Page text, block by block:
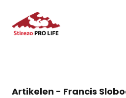
Artikelen - Francis